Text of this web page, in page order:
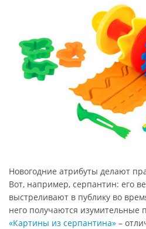
Новогодние атрибуты делают
Вот, например, серпантин: его
выстреливают в публику во
него получаются изумительные
«Картины из серпантина» –